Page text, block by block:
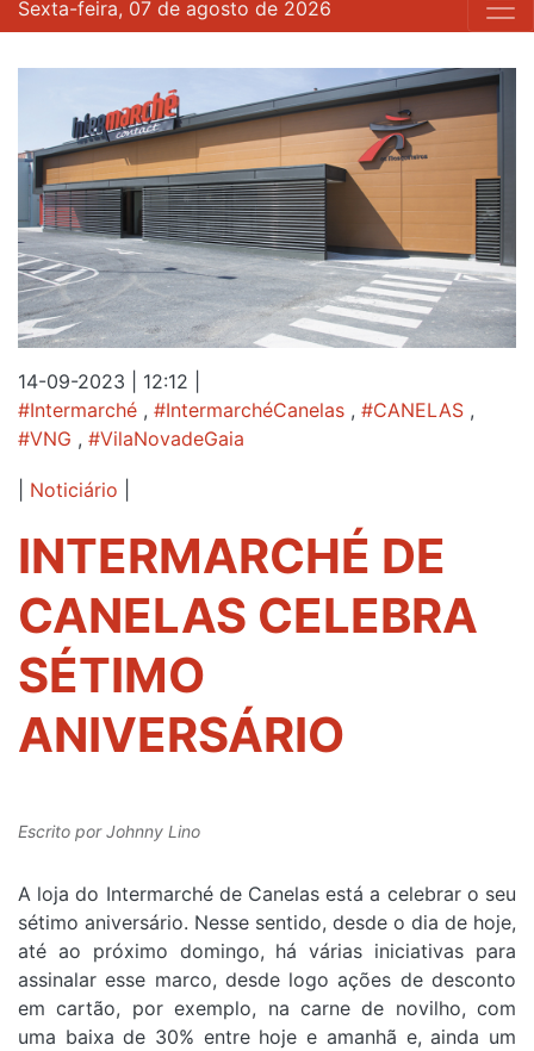
Sexta-feira, 07 de agosto de 2026
14-09-2023 | 12:12
#Intermarché , #IntermarchéCanelas , #CANELAS ,
#VNG , #VilaNovadeGaia
Noticiário
INTERMARCHÉ DE
CANELAS CELEBRA
SÉTIMO
ANIVERSÁRIO
Escrito porJohnny Lino
A loja do Intermarché de Canelas está a celebrar o seu
sétimo aniversário. Nesse sentido, desde o dia de hoje,
até ao próximo domingo, há várias iniciativas para
assinalar esse marco, desde logo ações de desconto
em cartão, por exemplo, na carne de novilho, com
uma baixa de 30% entre hoje e amanhã e, ainda um